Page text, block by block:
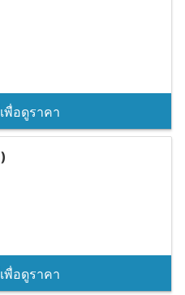
พื่อดูราคา
พื่อดูราคา